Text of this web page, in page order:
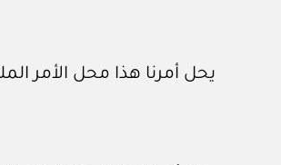
يحل أمرنا هذا محل الأمر الملكي رقم (٣٦٣٤٧)